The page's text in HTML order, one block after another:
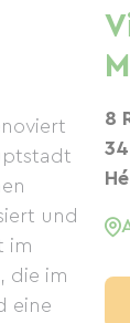
und
im
die im
eine
8